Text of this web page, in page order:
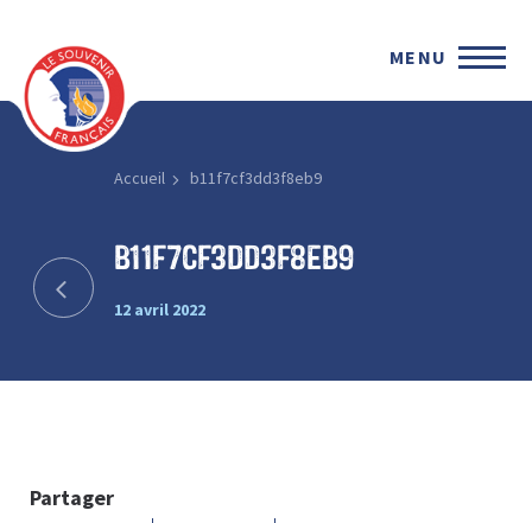
MENU
Accueil b11f7cf3dd3f8eb9
b11f7cf3dd3f8eb9
12 avril 2022
Partager